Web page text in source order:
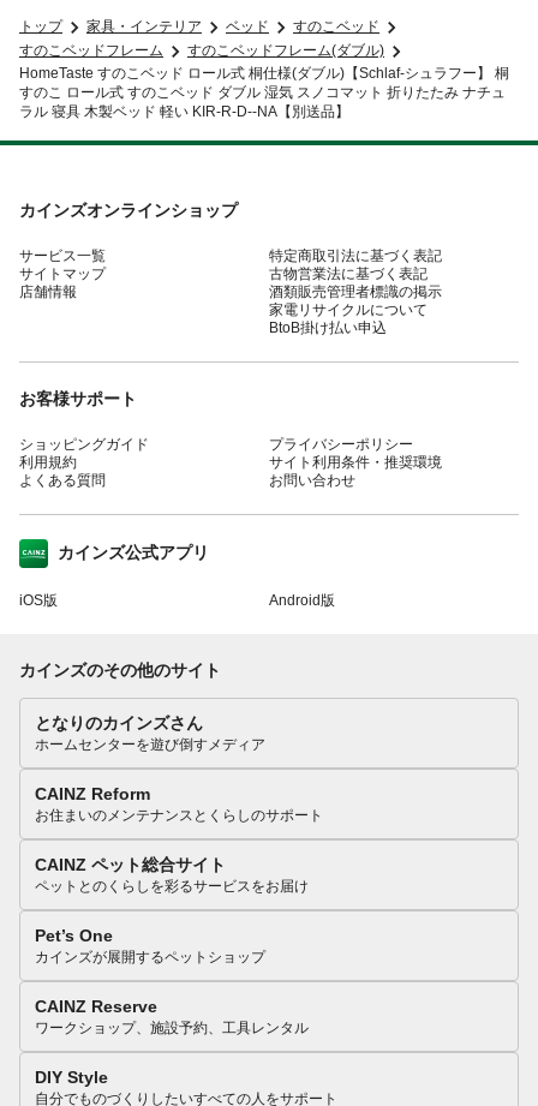
トップ 家具・インテリア ベッド
すのこベッド
すのこベッドフレーム
すのこベッドフレーム(ダブル)
HomeTaste すのこベッド ロール式 桐仕様(ダブル)【Schlaf-シュラフー】 桐
すのこ ロール式 すのこベッド ダブル 湿気 スノコマット 折りたたみ ナチュ
ラル 寝具 木製ベッド 軽い KIR-R-D--NA【別送品】
カインズオンラインショップ
サービス一覧
サイトマップ
店舗情報
特定商取引法に基づく表記
古物営業法に基づく表記
酒類販売管理者標識の掲示
家電リサイクルについて
BtoB掛け払い申込
お客様サポート
ショッピングガイド
利用規約
よくある質問
プライバシーポリシー
サイト利用条件・推奨環境
お問い合わせ
カインズ公式アプリ
iOS版 Android版
カインズのその他のサイト
となりのカインズさん
ホームセンターを遊び倒すメディア
CAINZ Reform
お住まいのメンテナンスとくらしのサポート
CAINZ ペット総合サイト
ペットとのくらしを彩るサービスをお届け
Pet’s One
カインズが展開するペットショップ
CAINZ Reserve
ワークショップ、施設予約、工具レンタル
DIY Style
自分でものづくりしたいすべての人をサポート